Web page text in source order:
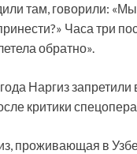
там, говорили:
Часа три
обратно».
Наргиз
критики
проживающая в